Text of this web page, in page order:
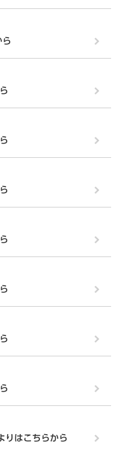
ら
りはこちらから